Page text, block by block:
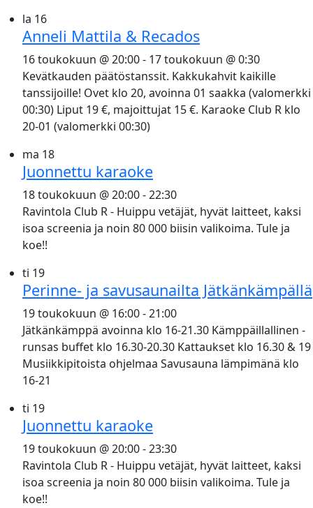
la 16
Anneli Mattila & Recados
16 toukokuun @ 20:00- 17 toukokuun @ 0:30
Kevätkauden päätöstanssit. Kakkukahvit kaikille
tanssijoille! Ovet klo 20, avoinna 01 saakka (valomerkki
00:30) Liput 19 €, majoittujat 15 €. Karaoke Club R klo
20-01 (valomerkki 00:30)
ma 18
Juonnettu karaoke
18 toukokuun @ 20:00-22:30
Ravintola Club R - Huippu vetäjät, hyvät laitteet, kaksi
isoa screenia ja noin 80 000 biisin valikoima. Tule ja
koe!!
ti 19
Perinne- ja savusaunailta Jätkänkämpällä
19 toukokuun @ 16:00-21:00
Jätkänkämppä avoinna klo 16-21.30 Kämppäillallinen -
runsas buffet klo 16.30-20.30 Kattaukset klo 16.30 & 19
Musiikkipitoista ohjelmaa Savusauna lämpimänä klo
16-21
ti 19
Juonnettu karaoke
19 toukokuun @ 20:00-23:30
Ravintola Club R - Huippu vetäjät, hyvät laitteet, kaksi
isoa screenia ja noin 80 000 biisin valikoima. Tule ja
koe!!